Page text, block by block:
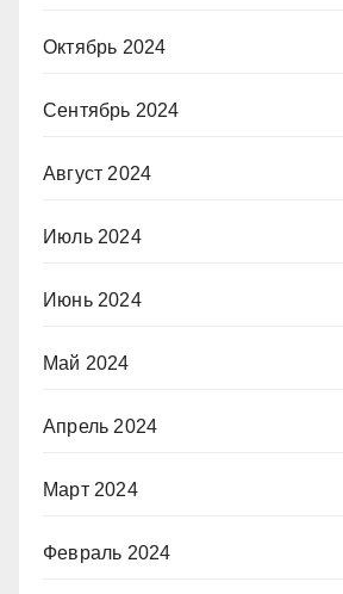
Октябрь 2024
Сентябрь 2024
Август 2024
Июль 2024
Июнь 2024
Май 2024
Апрель 2024
Март 2024
Февраль 2024